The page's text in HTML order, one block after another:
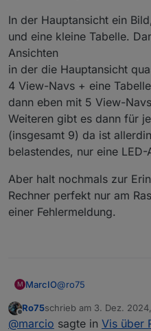
In der Hauptansicht ein
und eine kleine Tabelle.
Ansichten
in der die Hauptansicht
4 View-Navs + eine
dann eben mit 5 View-
Weiteren gibt es dann für
(insgesamt 9) da ist
belastendes, nur eine
Aber halt nochmals zur
Rechner perfekt nur am
einer Fehlermeldung.
M MarcIO@ro75
Diagramme gibt es
Animationen sind es
Offline
Ro75schrieb am 3. Dez.
zuletzt editiert von
@marcio sagte in Vis über